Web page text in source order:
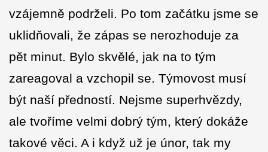
vzájemně podrželi. Po tom začátku jsme se
uklidňovali, že zápas se nerozhoduje za
pět minut. Bylo skvělé, jak na to tým
zareagoval a vzchopil se. Týmovost musí
být naší předností. Nejsme superhvězdy,
ale tvoříme velmi dobrý tým, který dokáže
takové věci. A i když už je únor, tak my